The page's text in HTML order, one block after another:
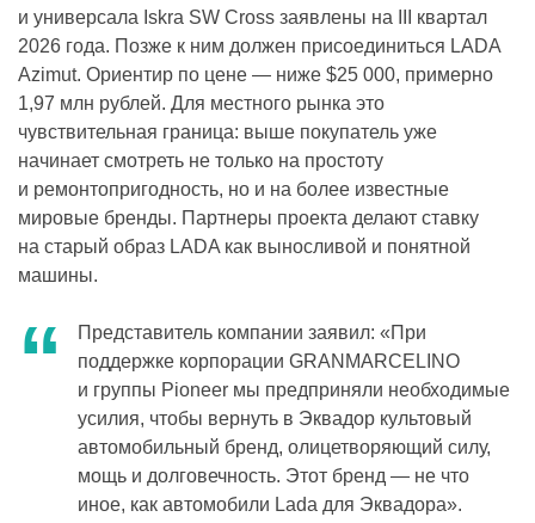
и универсала Iskra SW Cross заявлены на III квартал
2026 года. Позже к ним должен присоединиться LADA
Azimut. Ориентир по цене — ниже $25 000, примерно
1,97 млн рублей. Для местного рынка это
чувствительная граница: выше покупатель уже
начинает смотреть не только на простоту
и ремонтопригодность, но и на более известные
мировые бренды. Партнеры проекта делают ставку
на старый образ LADA как выносливой и понятной
машины.
Представитель компании заявил: «При
поддержке корпорации GRANMARCELINO
и группы Pioneer мы предприняли необходимые
усилия, чтобы вернуть в Эквадор культовый
автомобильный бренд, олицетворяющий силу,
мощь и долговечность. Этот бренд — не что
иное, как автомобили Lada для Эквадора».